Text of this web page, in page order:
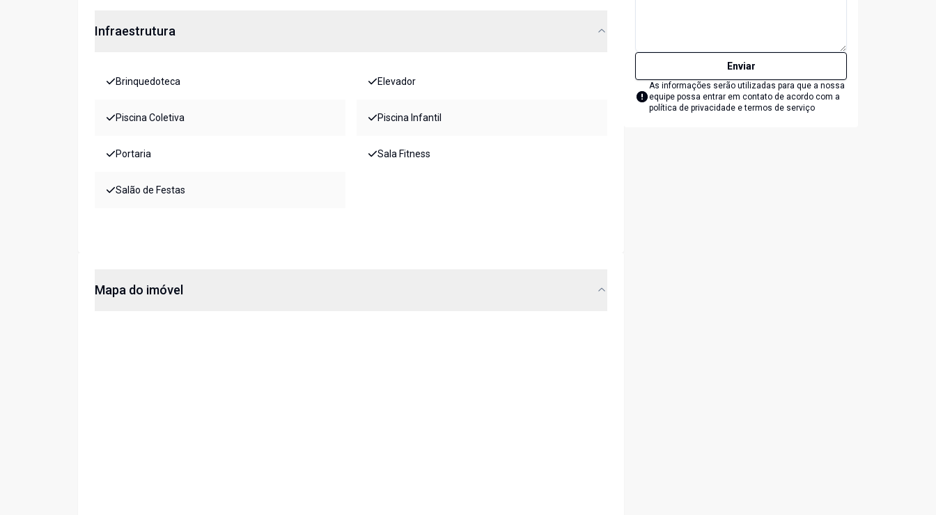
Infraestrutura
Brinquedoteca Elevador
Piscina Coletiva Piscina Infantil
Portaria Sala Fitness
Salão de Festas
Mapa do imóvel
Enviar
As informações serão utilizadas para que a nossa
equipe possa entrar em contato de acordo com a
política de privacidade e termos de serviço